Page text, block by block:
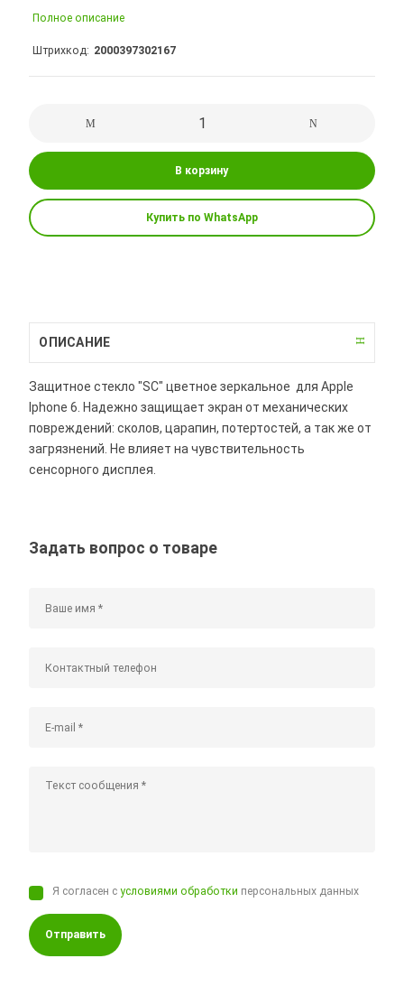
Полное описание
Штрихкод 2000397302167
В корзину
Купить по WhatsApp
ОПИСАНИЕ
Защитное стекло "SC" цветное зеркальное для Apple
Iphone 6. Надежно защищает экран от механических
повреждений: сколов, царапин, потертостей, а так же от
загрязнений. Не влияет на чувствительность
сенсорного дисплея.
Задать вопрос о товаре
Я согласен сусловиями обработки персональных данных
Отправить